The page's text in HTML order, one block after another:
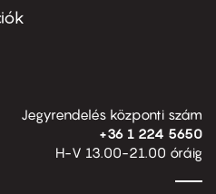
Jegyrendelés központi szám
+36 1 224 5650
H-V 13.00-21.00 óráig